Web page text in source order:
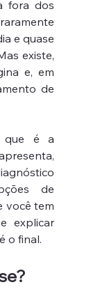
fora dos
e quase
existe,
e, em
de
que é a
de
você tem
explicar
o final.